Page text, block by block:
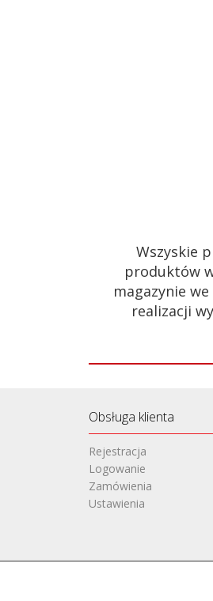
Wszyskie
produktów
magazynie
realizacji
Obsługa klienta
Rejestracja
Logowanie
Zamówienia
Ustawienia